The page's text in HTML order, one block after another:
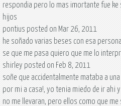
respondia pero lo mas imortante fue ke
hijos
pontius posted on Mar 26, 2011
he soñado varias beses con esa
se que me pasa quiero que me lo
shirley posted on Feb 8, 2011
soñe que accidentalmente mataba a
por mi a casa!, yo tenia miedo de ir ahi
no me llevaran, pero ellos como que